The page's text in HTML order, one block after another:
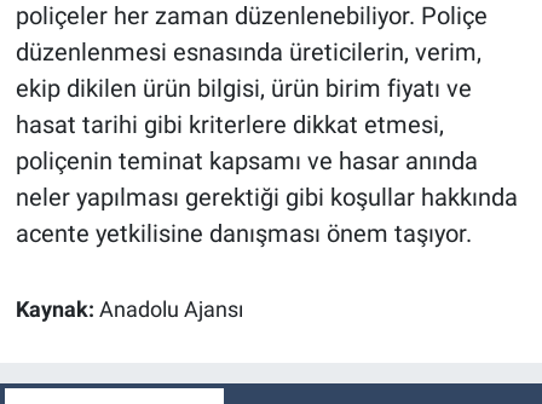
poliçeler her zaman düzenlenebiliyor. Poliçe
düzenlenmesi esnasında üreticilerin, verim,
ekip dikilen ürün bilgisi, ürün birim fiyatı ve
hasat tarihi gibi kriterlere dikkat etmesi,
poliçenin teminat kapsamı ve hasar anında
neler yapılması gerektiği gibi koşullar hakkında
acente yetkilisine danışması önem taşıyor.
Kaynak: Anadolu Ajansı